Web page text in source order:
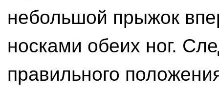
небольшой прыжок
носками обеих ног.
правильного